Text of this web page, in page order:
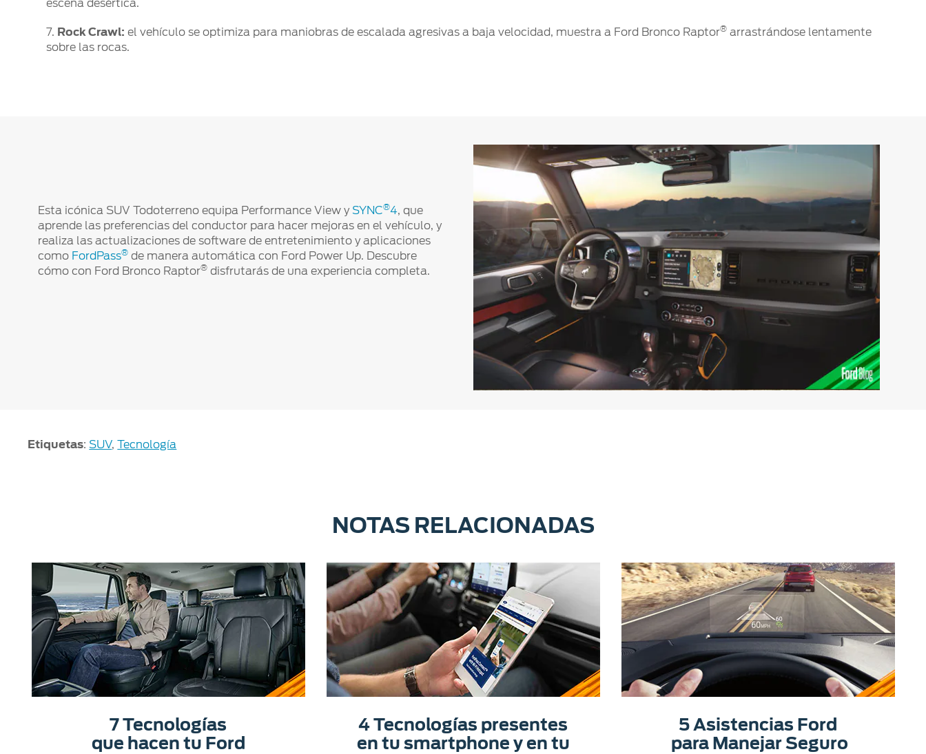
escena desértica.
7. Rock Crawl: el vehículo se optimiza para maniobras de escalada agresivas a baja velocidad, muestra a Ford Bronco Raptor® arrastrándose lentamente
sobre las rocas.
Esta icónica SUV Todoterreno equipa Performance View ySYNC®4, que
aprende las preferencias del conductor para hacer mejoras en el vehículo, y
realiza las actualizaciones de software de entretenimiento y aplicaciones
como FordPass® de manera automática con Ford Power Up. Descubre
cómo con Ford Bronco Raptor® disfrutarás de una experiencia completa.
Etiquetas:SUV,Tecnología
NOTAS RELACIONADAS
7 Tecnologías
que hacen tu Ford
4 Tecnologías presentes
en tu smartphone y en tu
5 Asistencias Ford
para Manejar Seguro